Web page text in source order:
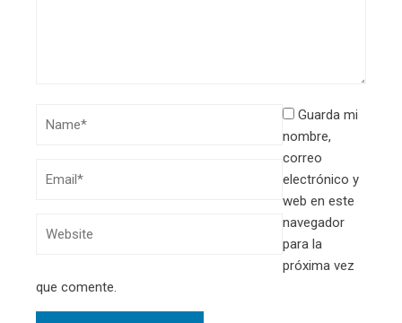
Guarda mi
nombre,
correo
electrónico y
web en este
navegador
para la
próxima vez
que comente.